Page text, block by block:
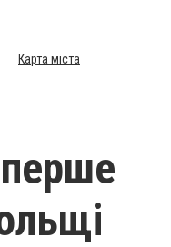
Карта міста